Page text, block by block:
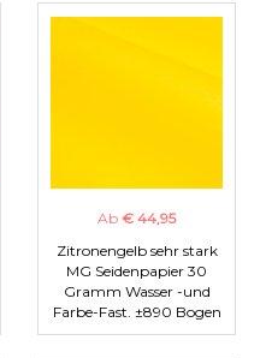
Ab € 44,95
Zitronengelb sehr stark
MG Seidenpapier 30
Gramm Wasser -und
Farbe-Fast. ±890 Bogen